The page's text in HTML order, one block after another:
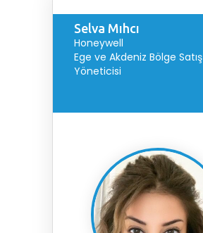
Selva Mıhcı
Honeywell
Ege ve Akdeniz Bölge Satış
Yöneticisi